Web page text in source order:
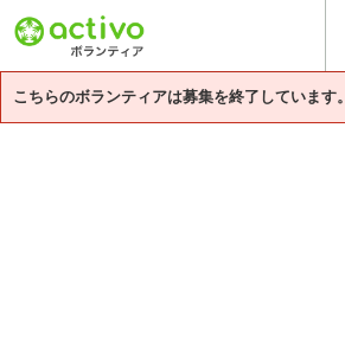
こちらのボランティアは募集を終了しています。
基本情報 募集詳細